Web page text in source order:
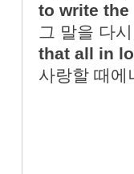
to write the
그 말을 다
that all in
사랑할 때에